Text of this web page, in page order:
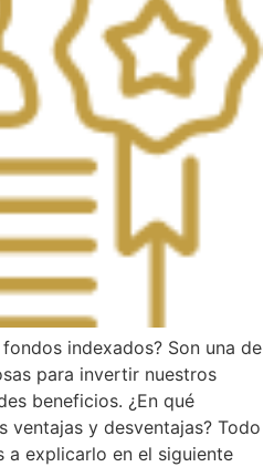
indexados? Son una de
para invertir nuestros
beneficios. ¿En qué
ventajas y desventajas? Todo
a explicarlo en el siguiente